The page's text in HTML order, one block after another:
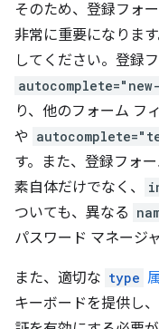
そのため、登録フォ
非常に重要になりま
してください。登録
り、他のフォーム フ
や
す。また、登録フォ
素自体だけでなく、
ついても、異なる
パスワード マネージ
また、適切な type
キーボードを提供し